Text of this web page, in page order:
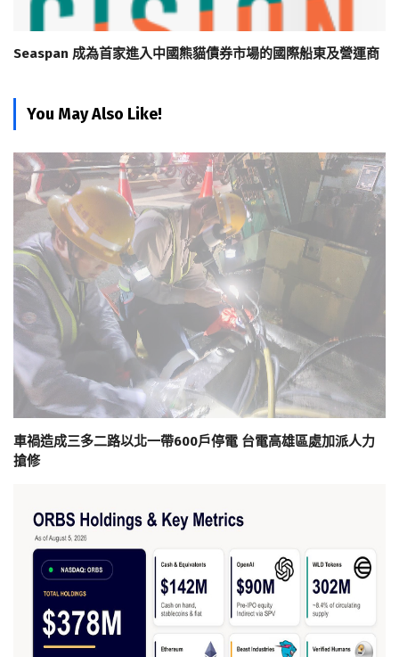
Seaspan 成為首家進入中國熊貓債券市場的國際船東及營運商
You May Also Like!
車禍造成三多二路以北一帶600戶停電 台電高雄區處加派人力
搶修